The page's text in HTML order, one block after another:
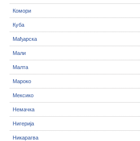
Комори
Куба
Мађарска
Мали
Малта
Мароко
Мексико
Немачка
Нигерија
Никарагва